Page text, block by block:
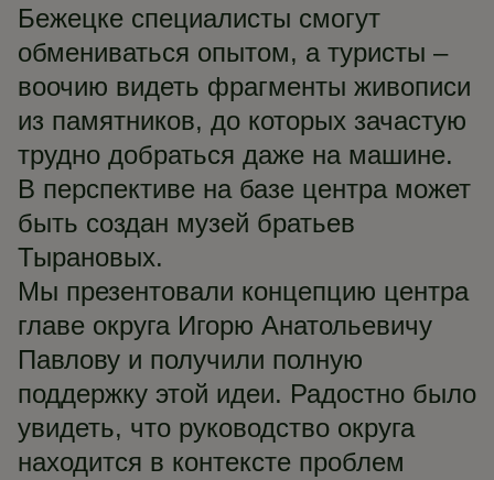
Бежецке специалисты смогут
обмениваться опытом, а туристы –
воочию видеть фрагменты живописи
из памятников, до которых зачастую
трудно добраться даже на машине.
В перспективе на базе центра может
быть создан музей братьев
Тырановых.
Мы презентовали концепцию центра
главе округа Игорю Анатольевичу
Павлову и получили полную
поддержку этой идеи. Радостно было
увидеть, что руководство округа
находится в контексте проблем